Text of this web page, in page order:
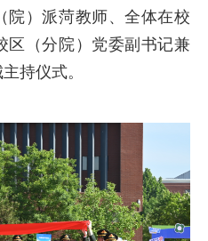
院）派菏教师、全体在校
区（分院）党委副书记兼
持仪式。